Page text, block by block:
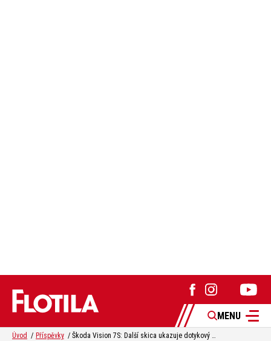
MENU
Úvod Příspěvky Škoda Vision 7S: Další skica ukazuje dotykový tablet ve stylu Tesly